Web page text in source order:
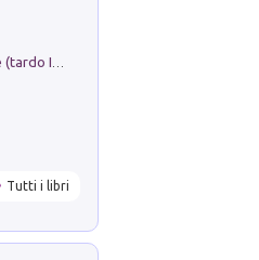
Tutti i libri